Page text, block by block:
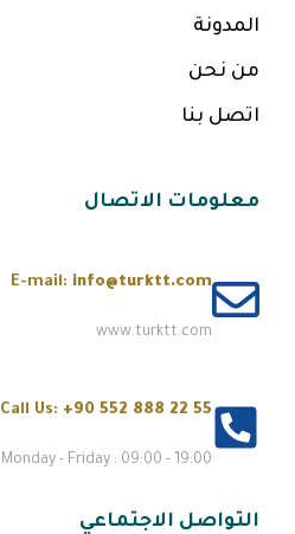
المدونة
من نحن
اتصل بنا
معلومات الاتصال
E-mail: info@turktt.com
www.turktt.com
Call Us: +90 552 888 22 55
Monday - Friday : 09:00 - 19:00
التواصل الاجتماعي